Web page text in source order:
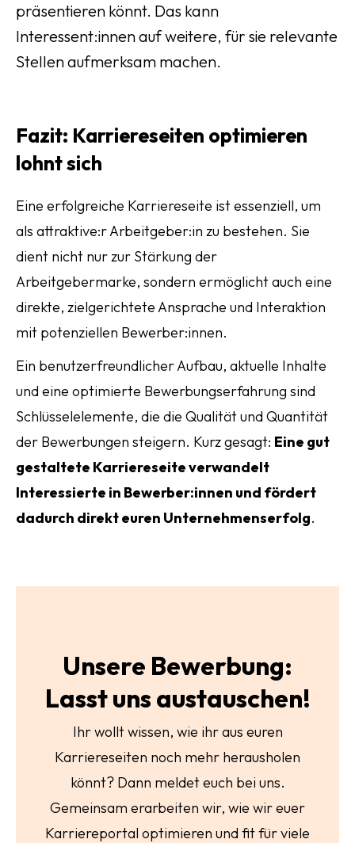
präsentieren könnt. Das kann
Interessent:innen auf weitere, für sie relevante
Stellen aufmerksam machen.
Fazit: Karriereseiten optimieren
lohnt sich
Eine erfolgreiche Karriereseite ist essenziell, um
als attraktive:r Arbeitgeber:in zu bestehen. Sie
dient nicht nur zur Stärkung der
Arbeitgebermarke, sondern ermöglicht auch eine
direkte, zielgerichtete Ansprache und Interaktion
mit potenziellen Bewerber:innen.
Ein benutzerfreundlicher Aufbau, aktuelle Inhalte
und eine optimierte Bewerbungserfahrung sind
Schlüsselelemente, die die Qualität und Quantität
der Bewerbungen steigern. Kurz gesagt: Eine gut
gestaltete Karriereseite verwandelt
Interessierte in Bewerber:innen und fördert
dadurch direkt euren Unternehmenserfolg.
Unsere Bewerbung:
Lasst uns austauschen!
Ihr wollt wissen, wie ihr aus euren
Karriereseiten noch mehr herausholen
könnt? Dann meldet euch bei uns.
Gemeinsam erarbeiten wir, wie wir euer
Karriereportal optimieren und fit für viele